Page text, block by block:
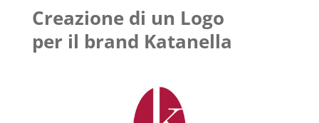
Creazione di un Logo
per il brand Katanella